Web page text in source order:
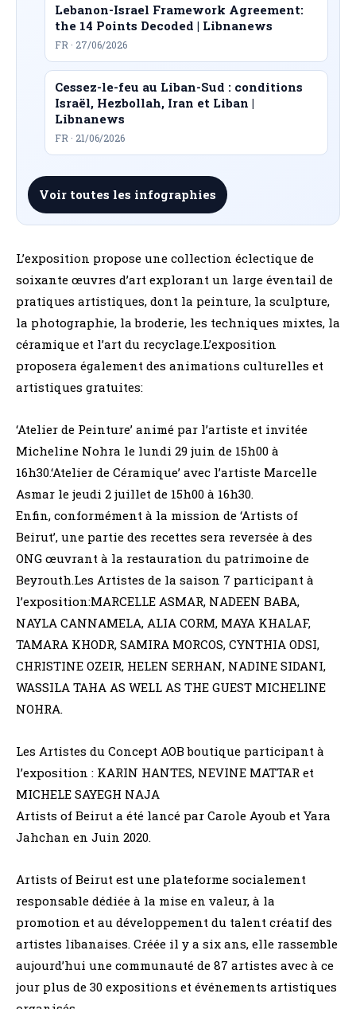
Lebanon-Israel Framework Agreement:
the 14 Points Decoded | Libnanews
FR · 27/06/2026
Cessez-le-feu au Liban-Sud : conditions
Israël, Hezbollah, Iran et Liban |
Libnanews
FR · 21/06/2026
Voir toutes les infographies
L’exposition propose une collection éclectique de
soixante œuvres d’art explorant un large éventail de
pratiques artistiques, dont la peinture, la sculpture,
la photographie, la broderie, les techniques mixtes, la
céramique et l’art du recyclage.L’exposition
proposera également des animations culturelles et
artistiques gratuites:
‘Atelier de Peinture’ animé par l’artiste et invitée
Micheline Nohra le lundi 29 juin de 15h00 à
16h30.‘Atelier de Céramique’ avec l’artiste Marcelle
Asmar le jeudi 2 juillet de 15h00 à 16h30.
Enfin, conformément à la mission de ‘Artists of
Beirut’, une partie des recettes sera reversée à des
ONG œuvrant à la restauration du patrimoine de
Beyrouth.Les Artistes de la saison 7 participant à
l’exposition:MARCELLE ASMAR, NADEEN BABA,
NAYLA CANNAMELA, ALIA CORM, MAYA KHALAF,
TAMARA KHODR, SAMIRA MORCOS, CYNTHIA ODSI,
CHRISTINE OZEIR, HELEN SERHAN, NADINE SIDANI,
WASSILA TAHA AS WELL AS THE GUEST MICHELINE
NOHRA.
Les Artistes du Concept AOB boutique participant à
l’exposition : KARIN HANTES, NEVINE MATTAR et
MICHELE SAYEGH NAJA
Artists of Beirut a été lancé par Carole Ayoub et Yara
Jahchan en Juin 2020.
Artists of Beirut est une plateforme socialement
responsable dédiée à la mise en valeur, à la
promotion et au développement du talent créatif des
artistes libanaises. Créée il y a six ans, elle rassemble
aujourd’hui une communauté de 87 artistes avec à ce
jour plus de 30 expositions et événements artistiques